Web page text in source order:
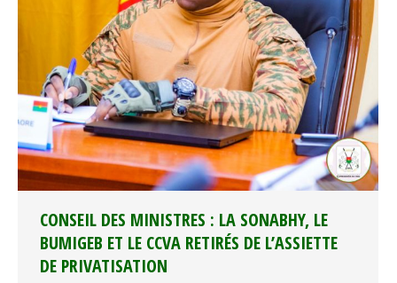
CONSEIL DES MINISTRES : LA SONABHY, LE
BUMIGEB ET LE CCVA RETIRÉS DE L’ASSIETTE
DE PRIVATISATION